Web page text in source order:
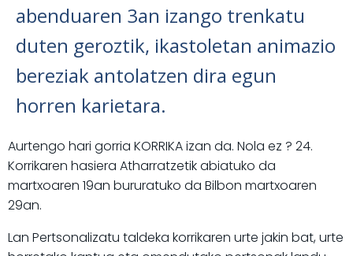
abenduaren 3an izango trenkatu
duten geroztik, ikastoletan animazio
bereziak antolatzen dira egun
horren karietara.
Aurtengo hari gorria KORRIKA izan da. Nola ez ? 24.
Korrikaren hasiera Atharratzetik abiatuko da
martxoaren 19an bururatuko da Bilbon martxoaren
29an.
Lan Pertsonalizatu taldeka korrikaren urte jakin bat, urte